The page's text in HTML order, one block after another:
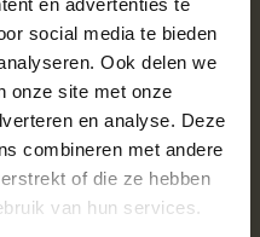
social media te bieden
Ook delen we
onze site met onze
en analyse. Deze
combineren met andere
of die ze hebben
van hun services.
gekocht. Snel bezorgd en
echt super, prachtig
vanaf. Heel tevreden
geld waard."